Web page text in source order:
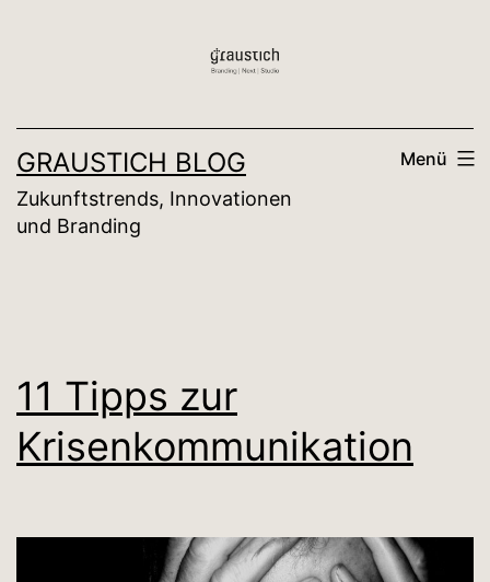
GRAUSTICH BLOG
Zukunftstrends, Innovationen
und Branding
Menü
11 Tipps zur
Krisenkommunikation